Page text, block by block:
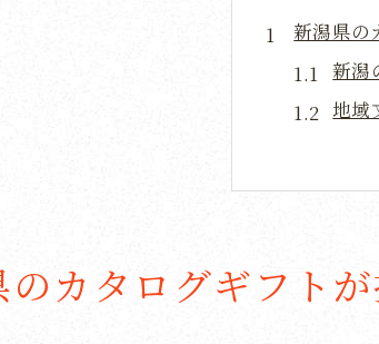
新潟県の
新潟
地域
四
新潟
新
地域の
のカタログギフト